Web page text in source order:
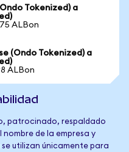
Tokenized) a
ALBon
(Ondo Tokenized) a
ALBon
patrocinado, respaldado
de la empresa y
utilizan únicamente para